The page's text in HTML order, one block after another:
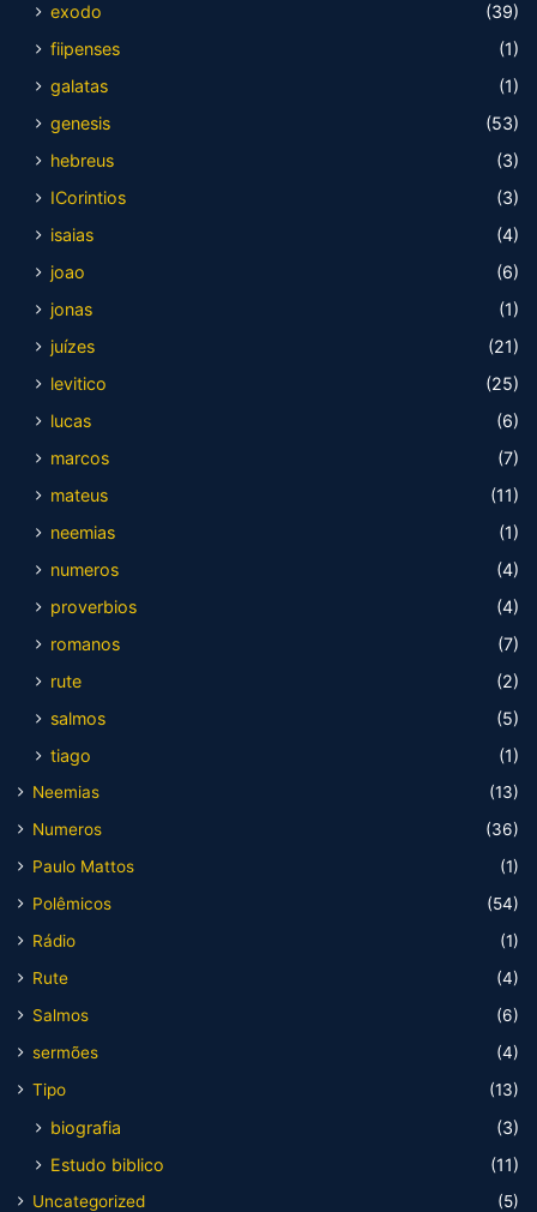
exodo
(39)
fiipenses
(1)
galatas
(1)
genesis
(53)
hebreus
(3)
ICorintios
(3)
isaias
(4)
joao
(6)
jonas
(1)
juízes
(21)
levitico
(25)
lucas
(6)
marcos
(7)
mateus
(11)
neemias
(1)
numeros
(4)
proverbios
(4)
romanos
(7)
rute
(2)
salmos
(5)
tiago
(1)
Neemias
(13)
Numeros
(36)
Paulo Mattos
(1)
Polêmicos
(54)
Rádio
(1)
Rute
(4)
Salmos
(6)
sermões
(4)
Tipo
(13)
biografia
(3)
Estudo biblico
(11)
Uncategorized
(5)